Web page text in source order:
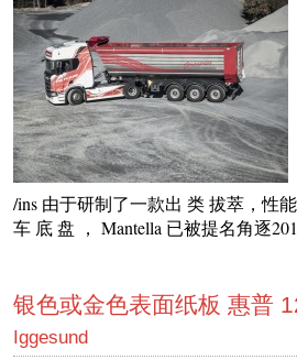
/ins 由于研制了一款出 类 拔萃，性
车 底 盘 ， Mantella 已被提名角逐
银色或金色表面纸板 惠普
Iggesund